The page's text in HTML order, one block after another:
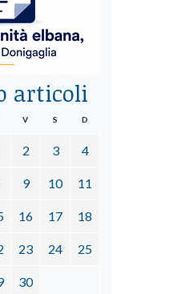
articoli
V S D
2 3 4
9 10 11
16 17 18
23 24 25
30